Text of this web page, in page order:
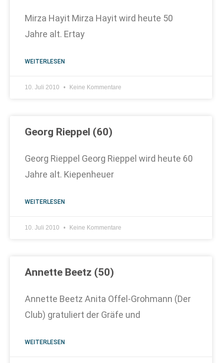
Mirza Hayit Mirza Hayit wird heute 50
Jahre alt. Ertay
WEITERLESEN
10. Juli 2010 Keine Kommentare
Georg Rieppel (60)
Georg Rieppel Georg Rieppel wird heute 60
Jahre alt. Kiepenheuer
WEITERLESEN
10. Juli 2010 Keine Kommentare
Annette Beetz (50)
Annette Beetz Anita Offel-Grohmann (Der
Club) gratuliert der Gräfe und
WEITERLESEN